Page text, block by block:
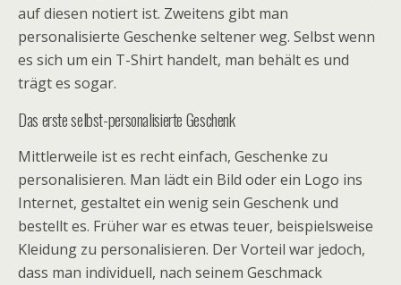
auf diesen notiert ist. Zweitens gibt man
personalisierte Geschenke seltener weg. Selbst wenn
es sich um ein T-Shirt handelt, man behält es und
trägt es sogar.
Das erste selbst-personalisierte Geschenk
Mittlerweile ist es recht einfach, Geschenke zu
personalisieren. Man lädt ein Bild oder ein Logo ins
Internet, gestaltet ein wenig sein Geschenk und
bestellt es. Früher war es etwas teuer, beispielsweise
Kleidung zu personalisieren. Der Vorteil war jedoch,
dass man individuell, nach seinem Geschmack